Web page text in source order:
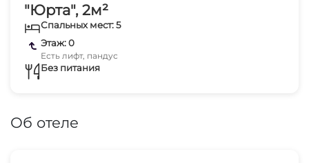
"Юрта", 2м²
Спальных мест: 5
Этаж: 0
Есть лифт, пандус
Без питания
Об отеле